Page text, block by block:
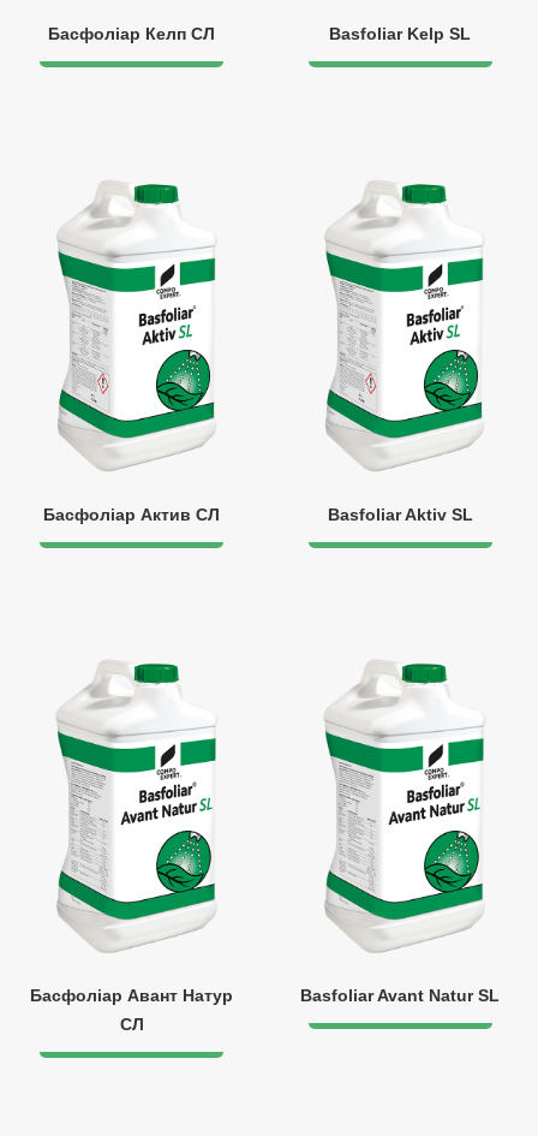
Басфоліар Келп СЛ Basfoliar Kelp SL
Басфоліар Актив СЛ Basfoliar Aktiv SL
Басфоліар Авант Натур
СЛ
Basfoliar Avant Natur SL